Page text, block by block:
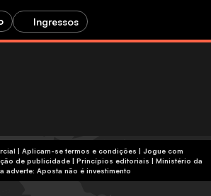
Ingressos
de publicidade| Princípios editoriais | Ministério da
adverte: Aposta não é investimento